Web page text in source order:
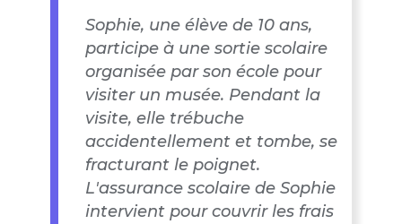
Sophie, une élève de 10 ans,
participe à une sortie scolaire
organisée par son école pour
visiter un musée. Pendant la
visite, elle trébuche
accidentellement et tombe, se
fracturant le poignet.
L'assurance scolaire de Sophie
intervient pour couvrir les frais